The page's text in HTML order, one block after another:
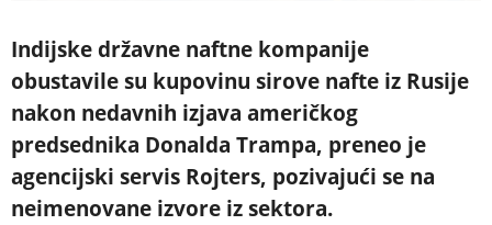
Indijske državne naftne kompanije
obustavile su kupovinu sirove nafte iz Rusije
nakon nedavnih izjava američkog
predsednika Donalda Trampa, preneo je
agencijski servis Rojters, pozivajući se na
neimenovane izvore iz sektora.